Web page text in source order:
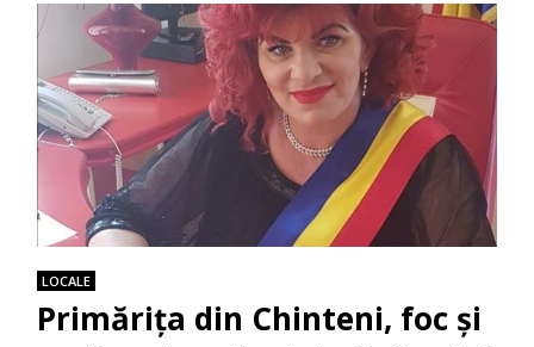
LOCALE
Primărița din Chinteni, foc și